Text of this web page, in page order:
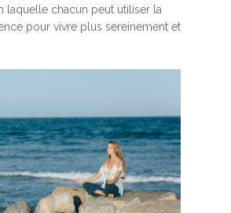
laquelle chacun peut utiliser la
pour vivre plus sereinement et